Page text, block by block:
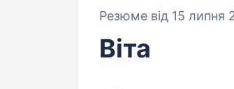
Резюме від 15 липня
Віта